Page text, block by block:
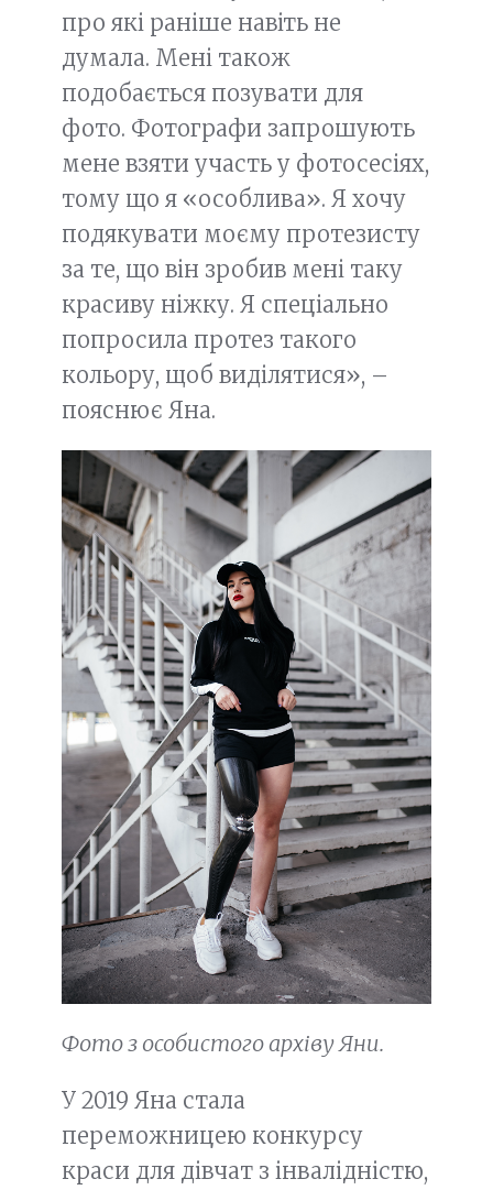
про які раніше навіть не
думала. Мені також
подобається позувати для
фото. Фотографи запрошують
мене взяти участь у фотосесіях,
тому що я «особлива». Я хочу
подякувати моєму протезисту
за те, що він зробив мені таку
красиву ніжку. Я спеціально
попросила протез такого
кольору, щоб виділятися», –
пояснює Яна.
Фото з особистого архіву Яни.
У 2019 Яна стала
переможницею конкурсу
краси для дівчат з інвалідністю,